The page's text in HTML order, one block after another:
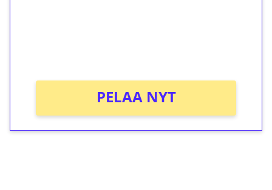
PELAA NYT